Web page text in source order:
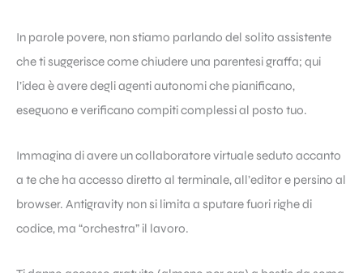
In parole povere, non stiamo parlando del solito assistente
che ti suggerisce come chiudere una parentesi graffa; qui
l’idea è avere degli agenti autonomi che pianificano,
eseguono e verificano compiti complessi al posto tuo.
Immagina di avere un collaboratore virtuale seduto accanto
a te che ha accesso diretto al terminale, all’editor e persino al
browser. Antigravity non si limita a sputare fuori righe di
codice, ma “orchestra” il lavoro.